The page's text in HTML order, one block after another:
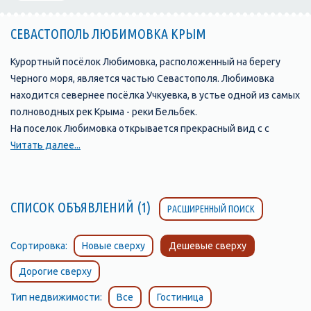
СЕВАСТОПОЛЬ ЛЮБИМОВКА КРЫМ
Курортный посёлок Любимовка, расположенный на берегу
Черного моря, является частью Севастополя. Любимовка
находится севернее посёлка Учкуевка, в устье одной из самых
полноводных рек Крыма - реки Бельбек.
На поселок Любимовка открывается прекрасный вид с с
возвышенности, на которой стоит православная церковь.
славятся своими мускатами. Только здесь производят
натуральный мускат «Алькадар».
замечательным песчаным пляжем, протяжённостью более
километра, разделенным на две части, так как он расположен
по обе стороны от устья реки Бельбек. Пляж с обеих сторон
постепенно переходит в «дикие» пляжи. Это излюбленное
Читать далее...
СПИСОК ОБЪЯВЛЕНИЙ (1) РАСШИРЕННЫЙ ПОИСК
Сортировка: Новые сверху Дешевые сверху
Дорогие сверху
Тип недвижимости: Все Гостиница